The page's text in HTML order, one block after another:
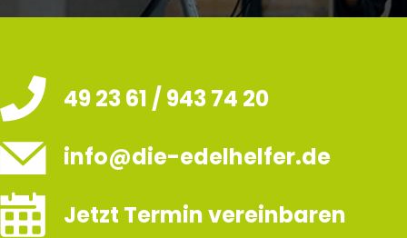
49 23 61 / 943 74 20
info@die-edelhelfer.de
Jetzt Termin vereinbaren